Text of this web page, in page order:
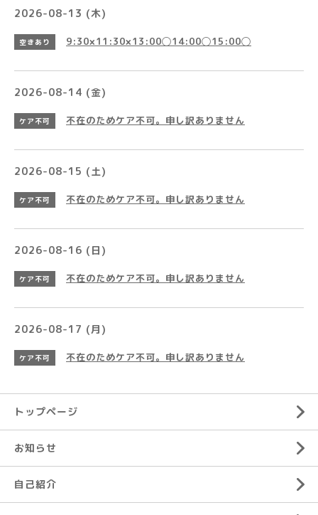
2026-08-13 (木)
空きあり 9:30×11:30×13:00◯14:00◯15:00◯
2026-08-14 (金)
ケア不可 不在のためケア不可。申し訳ありません
2026-08-15 (土)
ケア不可 不在のためケア不可。申し訳ありません
2026-08-16 (日)
ケア不可 不在のためケア不可。申し訳ありません
2026-08-17 (月)
ケア不可 不在のためケア不可。申し訳ありません
トップページ
お知らせ
自己紹介